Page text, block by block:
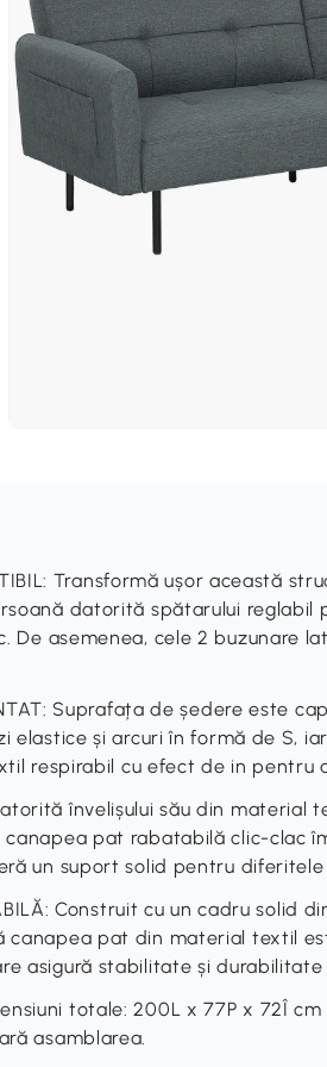
Transformă ușor această
datorită spătarului reglabil
De asemenea, cele 2 buzunare
Suprafața de ședere este
elastice și arcuri în formă de S,
respirabil cu efect de in pentru
învelișului său din material
canapea pat rabatabilă clic-clac
un suport solid pentru diferitele
Construit cu un cadru solid
canapea pat din material textil
asigură stabilitate și durabilitate
totale: 200L x 77P x 72Î
asamblarea.